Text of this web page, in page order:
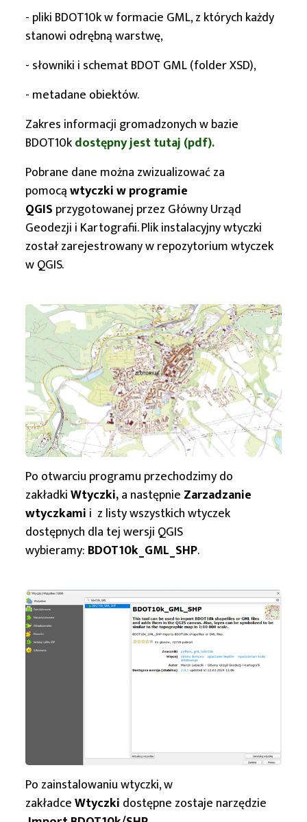
- pliki BDOT10k w formacie GML, z których każdy
stanowi odrębną warstwę,
- słowniki i schemat BDOT GML (folder XSD),
- metadane obiektów.
Zakres informacji gromadzonych w bazie
BDOT10kdostępny jest tutaj (pdf).
Pobrane dane można zwizualizować za
pomocąwtyczki w programie
QGIS przygotowanej przez Główny Urząd
Geodezji i Kartografii. Plik instalacyjny wtyczki
został zarejestrowany w repozytorium wtyczek
w QGIS.
Po otwarciu programu przechodzimy do
zakładkiWtyczki,a następnie Zarzadzanie
wtyczkami i z listy wszystkich wtyczek
dostępnych dla tej wersji QGIS
wybieramy: BDOT10k_GML_SHP.
Po zainstalowaniu wtyczki, w
zakładceWtyczki dostępne zostaje narzędzie